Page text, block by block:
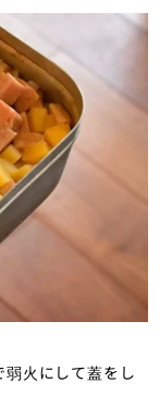
火にして蓋をし